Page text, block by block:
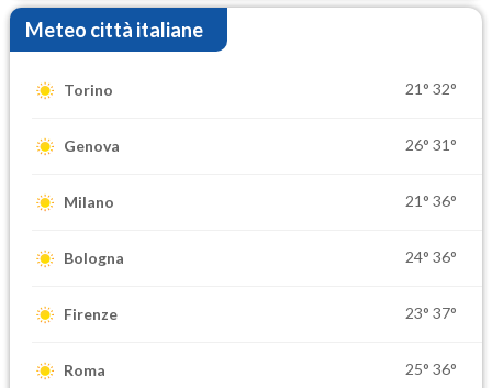
Meteo città italiane
Torino 21° 32°
Genova 26° 31°
Milano 21° 36°
Bologna 24° 36°
Firenze 23° 37°
Roma 25° 36°